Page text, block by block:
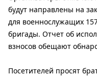
будут направлены на
для военнослужащих
бригады. Отчет об
взносов обещают
Посетителей просят